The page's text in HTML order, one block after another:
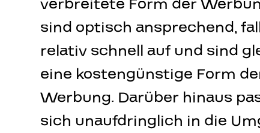
8041 Graz Austria, EU
sind optisch ansprechend,
relativ schnell auf und sind
eine kostengünstige Form
Werbung. Darüber hinaus
sich unaufdringlich in die